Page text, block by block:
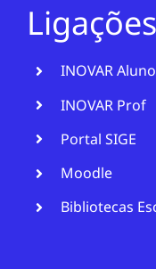
INOVAR
INOVAR Prof
Portal SIGE
Moodle
Bibliotecas